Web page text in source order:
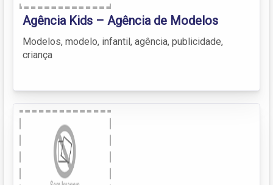
Agência Kids – Agência de Modelos
Modelos, modelo, infantil, agência, publicidade,
criança